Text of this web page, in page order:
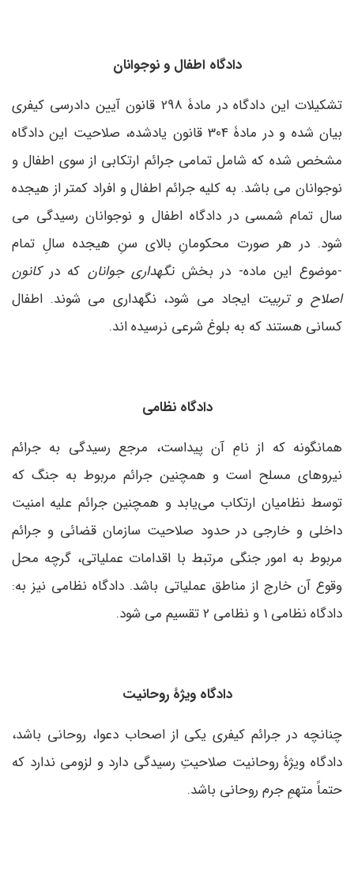
دادگاه اطفال و نوجوانان
تشکیلات این دادگاه در مادۀ 298 قانون آیین دادرسی کیفری
بیان شده و در مادۀ 304 قانون یادشده، صلاحیت این دادگاه
مشخص شده که شامل تمامی جرائم ارتکابی از سوی اطفال و
نوجوانان می­ باشد. به کلیه جرائم اطفال و افراد کمتر از هیجده
سال تمام شمسی در دادگاه اطفال و نوجوانان رسیدگی می
شود. در هر صورت محکومانِ بالای سنِ هیجده سالِ تمام
-موضوع این ماده- در بخشنگهداری جوانان که درکانون
اصلاح و تربیت ایجاد می شود، نگهداری می شوند. اطفال
کسانی هستند که به بلوغ شرعی نرسیده ­اند.
دادگاه نظامی
همانگونه که از نامِ آن پیداست، مرجع رسیدگی به جرائم
نیروهای مسلح است و همچنین جرائم مربوط به جنگ که
توسط نظامیان ارتکاب می‌یابد و همچنین جرائم علیه امنیت
داخلی و خارجی در حدود صلاحیت سازمان قضائی و جرائم
مربوط به امور جنگی مرتبط با اقدامات عملیاتی، گرچه محل
وقوع آن خارج از مناطق عملیاتی باشد. دادگاه نظامی نیز به:
دادگاه نظامی 1 و نظامی 2 تقسیم می­ شود.
دادگاه ویژۀ روحانیت
چنانچه در جرائم کیفری یکی از اصحاب دعوا، روحانی باشد،
دادگاه ویژۀ روحانیت صلاحیتِ رسیدگی دارد و لزومی ندارد که
حتماً متهمِ جرم روحانی باشد.